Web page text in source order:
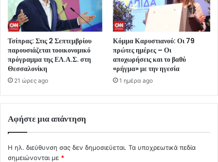
Τσίπρας: Στις 2 Σεπτεμβρίου
παρουσιάζεται τοοικονομικό
πρόγραμμα της ΕΛ.Α.Σ. στη
Θεσσαλονίκη
21 ώρες ago
Κόμμα Καρυστιανού: Οι 79
πρώτες ημέρες – Οι
αποχωρήσεις και το βαθύ
«ρήγμα» με την ηγεσία
1 ημέρα ago
Αφήστε μια απάντηση
Η ηλ. διεύθυνση σας δεν δημοσιεύεται. Τα υποχρεωτικά πεδία
σημειώνονται με *